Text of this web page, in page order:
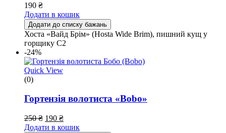
190 ₴
Додати в кошик
Додати до списку бажань
Хоста «Вайд Брім» (Hosta Wide Brim), пишний кущ у
горщику С2
-24%
Quick View
(0)
Гортензія волотиста «Bobo»
250₴ 190 ₴
Додати в кошик